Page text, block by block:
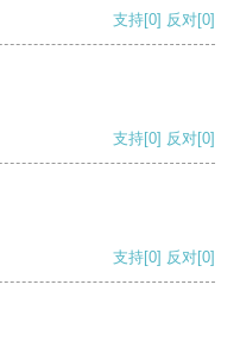
支持[0] 反对[0]
支持[0] 反对[0]
支持[0] 反对[0]